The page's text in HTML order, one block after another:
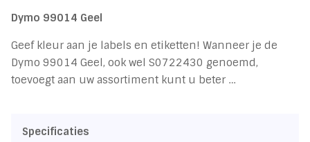
Dymo 99014 Geel
Geef kleur aan je labels en etiketten! Wanneer je de
Dymo 99014 Geel, ook wel S0722430 genoemd,
toevoegt aan uw assortiment kunt u beter …
Specificaties